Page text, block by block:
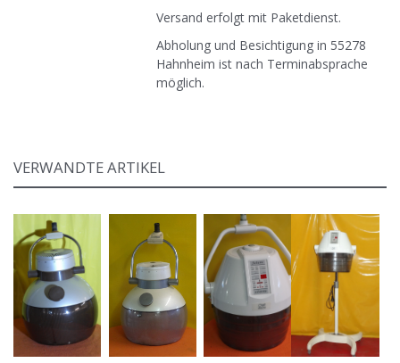
Versand erfolgt mit Paketdienst.
Abholung und Besichtigung in 55278
Hahnheim ist nach Terminabsprache
möglich.
VERWANDTE ARTIKEL